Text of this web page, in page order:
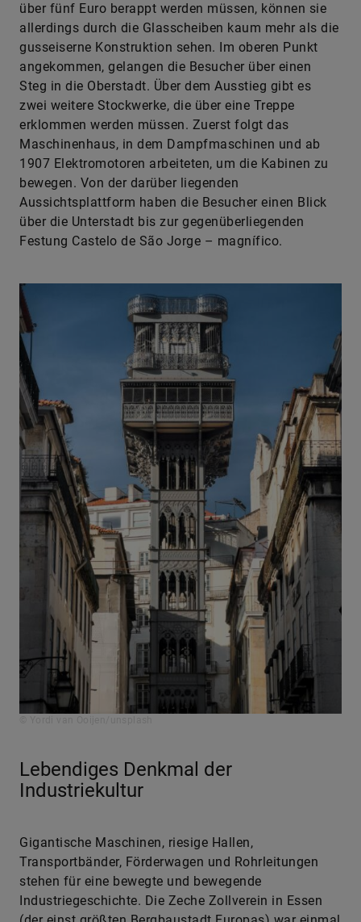
über fünf Euro berappt werden müssen, können sie
allerdings durch die Glasscheiben kaum mehr als die
gusseiserne Konstruktion sehen. Im oberen Punkt
angekommen, gelangen die Besucher über einen
Steg in die Oberstadt. Über dem Ausstieg gibt es
zwei weitere Stockwerke, die über eine Treppe
erklommen werden müssen. Zuerst folgt das
Maschinenhaus, in dem Dampfmaschinen und ab
1907 Elektromotoren arbeiteten, um die Kabinen zu
bewegen. Von der darüber liegenden
Aussichtsplattform haben die Besucher einen Blick
über die Unterstadt bis zur gegenüberliegenden
Festung Castelo de São Jorge – magnífico.
Lebendiges Denkmal der
Industriekultur
Gigantische Maschinen, riesige Hallen,
Transportbänder, Förderwagen und Rohrleitungen
stehen für eine bewegte und bewegende
Industriegeschichte. Die Zeche Zollverein in Essen